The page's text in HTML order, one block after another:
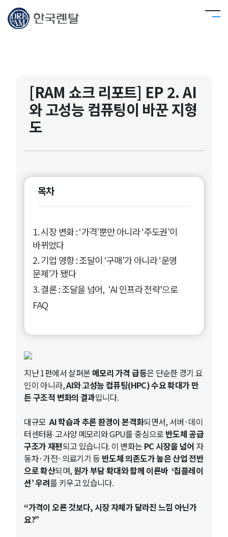
[RAM 쇼크 리포트] EP 2. AI
와 고성능 컴퓨팅이 바꾼 지형
도
목차
1. 시장 변화 : ‘가격’뿐만 아니라 ‘주도권’이
바뀌었다
2. 기업 영향 : 조달이 ‘구매’가 아니라 ‘운영
문제’가 됐다
3. 결론 : 조달을 넘어, 'AI 인프라 전략'으로
FAQ
지난 1편에서 살펴본 메모리 가격 급등은 단순한 경기 요
인이 아니라,AI와 고성능 컴퓨팅(HPC) 수요 확대가 만
든 구조적 변화의 결과입니다.
대규모 AI 학습과 추론 환경이 본격화되면서, 서버·데이
터센터용 고사양 메모리와 GPU를 중심으로 반도체 공급
구조가 재편되고 있습니다. 이 변화는 PC 시장을 넘어 자
동차·가전·의료기기 등 반도체 의존도가 높은 산업 전반
으로 확산되며,원가 부담 확대와 함께 이른바 ‘칩플레이
션’ 우려를 키우고 있습니다.
“가격이 오른 것보다, 시장 자체가 달라진 느낌 아닌가
요?”